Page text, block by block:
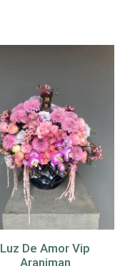
Luz De Amor Vip
Aranjman